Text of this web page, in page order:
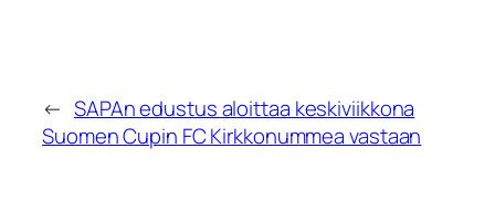
← SAPAn edustus aloittaa keskiviikkona
Suomen Cupin FC Kirkkonummea vastaan